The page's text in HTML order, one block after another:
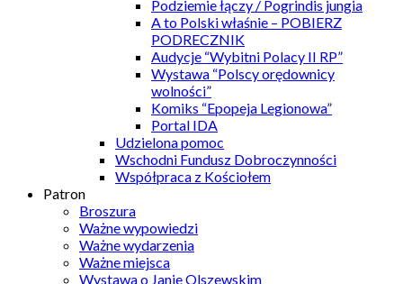
Podziemie łączy / Pogrindis jungia
A to Polski właśnie – POBIERZ
PODRECZNIK
Audycje “Wybitni Polacy II RP”
Wystawa “Polscy orędownicy
wolności”
Komiks “Epopeja Legionowa”
Portal IDA
Udzielona pomoc
Wschodni Fundusz Dobroczynności
Współpraca z Kościołem
Patron
Broszura
Ważne wypowiedzi
Ważne wydarzenia
Ważne miejsca
Wystawa o Janie Olszewskim